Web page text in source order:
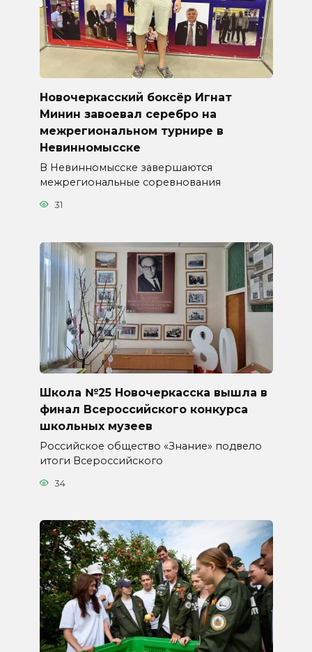
Новочеркасский боксёр Игнат
Минин завоевал серебро на
межрегиональном турнире в
Невинномысске
В Невинномысске завершаются
межрегиональные соревнования
31
Школа №25 Новочеркасска вышла в
финал Всероссийского конкурса
школьных музеев
Российское общество «Знание» подвело
итоги Всероссийского
34